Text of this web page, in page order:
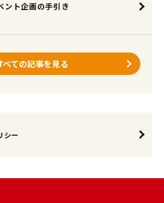
ント企画の手引き
べての記事を見る
シー